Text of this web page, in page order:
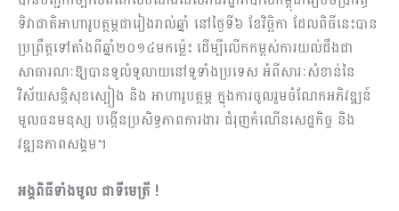
ទិវាជាតិអាហារូបត្ថម្ភជារៀងរាល់ឆ្នាំ នៅថ្ងៃទី៦ ខែវិច្ឆិកា ដែលពិធីនេះបាន
ប្រព្រឹត្តទៅតាំងពីឆ្នាំ២០១៤មកម្ល៉េះ ដើម្បីលើកកម្ពស់ការយល់ដឹងជា
សាធារណៈឱ្យបានទូលំទូលាយនៅទូទាំងប្រទេស អំពីសារៈសំខាន់នៃ
វិស័យសន្តិសុខស្បៀង និង អាហារូបត្ថម្ភ ក្នុងការចូលរួមចំណែកអភិវឌ្ឍន៍
មូលធនមនុស្ស បង្កើនប្រសិទ្ធភាពការងារ ជំរុញកំណើនសេដ្ឋកិច្ច និង
វឌ្ឍនភាពសង្គម។
អង្គពិធីទាំងមូល ជាទីមេត្រី !